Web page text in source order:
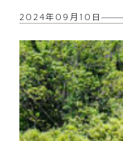
2024年09月10日